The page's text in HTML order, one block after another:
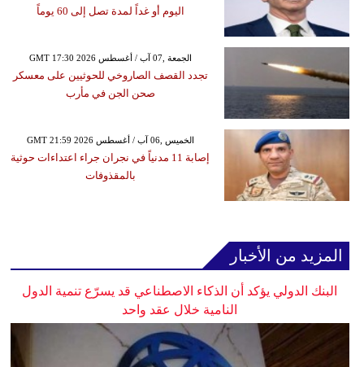
اليوم أو غداً لمدة تصل إلى 60 يوماً
GMT 17:30 2026 الجمعة ,07 آب / أغسطس
تجدد القصف الصاروخي للحوثيين على معسكر
صحن الجن في مأرب
GMT 21:59 2026 الخميس ,06 آب / أغسطس
إصابة 11 مدنياً في نجران جراء اعتداءات حوثية
بالمقذوفات
المزيد من الأخبار
البنك الدولي يؤكد أن الذكاء الاصطناعي قد يسرّع تنمية الدول
النامية خلال عقد واحد